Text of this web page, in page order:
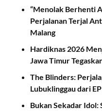
“Menolak Berhenti
Perjalanan Terjal
Malang
Hardiknas 2026
Jawa Timur
The Blinders:
Lubuklinggau dari
Bukan Sekadar